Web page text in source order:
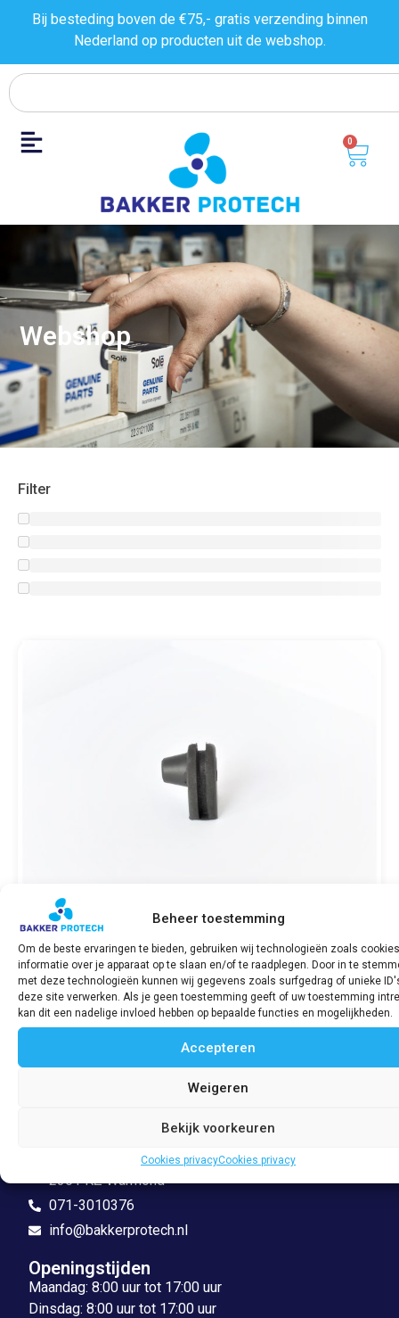
Beheer toestemming
Om de beste ervaringen te bieden, gebruiken wij technologieën zoals
informatie over je apparaat op te slaan en/of te raadplegen. Door in te
met deze technologieën kunnen wij gegevens zoals surfgedrag of unieke
deze site verwerken. Als je geen toestemming geeft of uw toestemming
kan dit een nadelige invloed hebben op bepaalde functies en mogelijkheden.
Accepteren
Weigeren
Bekijk voorkeuren
Cookies privacyCookies privacy
Bij besteding boven de €75,- gratis verzending binnen
Nederland op producten uit de webshop.
0
Webshop
Filter
Injection pipe rubber seal / Afdichting
verstuiverleiding 811fd 2G
€32,37 incl. BTW
2361 KZ Warmond
071-3010376
info@bakkerprotech.nl
Openingstijden
Maandag: 8:00 uur tot 17:00 uur
Dinsdag: 8:00 uur tot 17:00 uur